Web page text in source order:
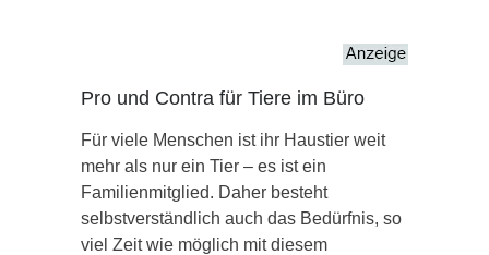
Pro und Contra für Tiere im Büro
Für viele Menschen ist ihr Haustier weit
mehr als nur ein Tier – es ist ein
Familienmitglied. Daher besteht
selbstverständlich auch das Bedürfnis, so
viel Zeit wie möglich mit diesem